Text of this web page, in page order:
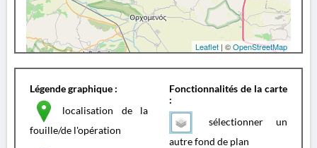
Leaflet | ©OpenStreetMap
Légende graphique :
localisation de la
fouille/de l'opération
Fonctionnalités de la carte
:
sélectionner un
autre fond de plan